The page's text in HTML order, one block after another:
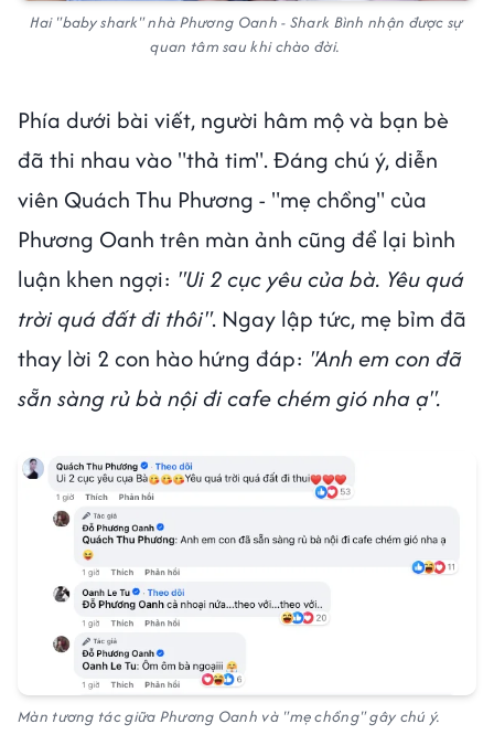
Hai "baby shark" nhà Phương Oanh - Shark Bình nhận được sự
quan tâm sau khi chào đời.
Phía dưới bài viết, người hâm mộ và bạn bè
đã thi nhau vào "thả tim". Đáng chú ý, diễn
viên Quách Thu Phương - "mẹ chồng" của
Phương Oanh trên màn ảnh cũng để lại bình
luận khen ngợi: "Ui 2 cục yêu của bà. Yêu quá
trời quá đất đi thôi". Ngay lập tức, mẹ bỉm đã
thay lời 2 con hào hứng đáp: "Anh em con đã
sẵn sàng rủ bà nội đi cafe chém gió nha ạ".
Màn tương tác giữa Phương Oanh và "mẹ chồng" gây chú ý.